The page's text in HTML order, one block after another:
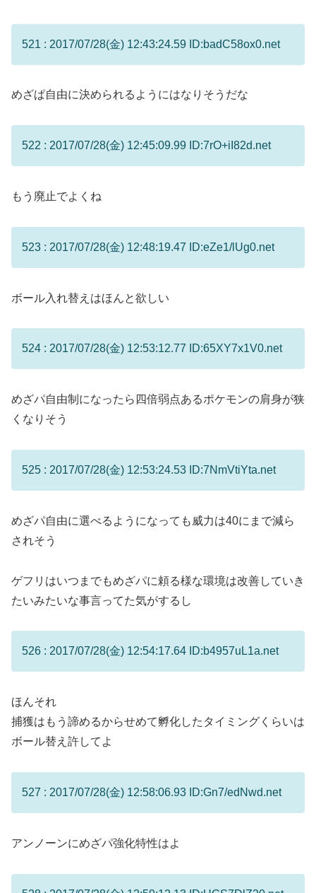
521 : 2017/07/28(金) 12:43:24.59 ID:badC58ox0.net
めざぱ自由に決められるようにはなりそうだな
522 : 2017/07/28(金) 12:45:09.99 ID:7rO+iI82d.net
もう廃止でよくね
523 : 2017/07/28(金) 12:48:19.47 ID:eZe1/lUg0.net
ボール入れ替えはほんと欲しい
524 : 2017/07/28(金) 12:53:12.77 ID:65XY7x1V0.net
めざパ自由制になったら四倍弱点あるポケモンの肩身が狭
くなりそう
525 : 2017/07/28(金) 12:53:24.53 ID:7NmVtiYta.net
めざパ自由に選べるようになっても威力は40にまで減ら
されそう
ゲフリはいつまでもめざパに頼る様な環境は改善していき
たいみたいな事言ってた気がするし
526 : 2017/07/28(金) 12:54:17.64 ID:b4957uL1a.net
ほんそれ
捕獲はもう諦めるからせめて孵化したタイミングくらいは
ボール替え許してよ
527 : 2017/07/28(金) 12:58:06.93 ID:Gn7/edNwd.net
アンノーンにめざパ強化特性はよ